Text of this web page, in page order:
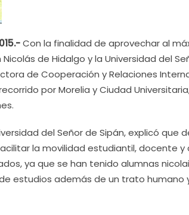
Con la finalidad de aprovechar al
de Hidalgo y la Universidad del
de Cooperación y Relaciones
por Morelia y Ciudad
del Señor de Sipán, explicó que
la movilidad estudiantil, docente
ya que se han tenido alumnas
estudios además de un trato humano